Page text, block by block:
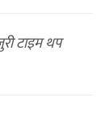
टाइम थप